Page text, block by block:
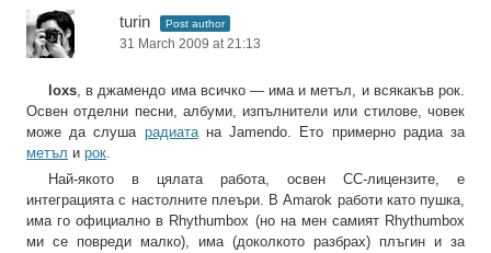
turin Post author
31 March 2009 at 21:13
loxs, в джамендо има всичко — има и метъл, и всякакъв рок.
Освен отделни песни, албуми, изпълнители или стилове, човек
може да слуша радиатана Jamendo. Ето примерно радиа за
метъл и рок.
Най-якото в цялата работа, освен CC-лицензите, е
интеграцията с настолните плеъри. В Amarok работи като пушка,
има го официално в Rhythumbox (но на мен самият Rhythumbox
ми се повреди малко), има (доколкото разбрах) плъгин и за